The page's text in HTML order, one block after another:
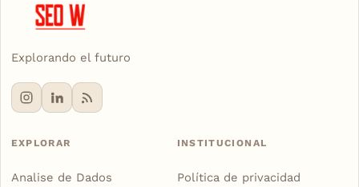
Explorando el futuro
EXPLORAR
Analise de Dados
INSTITUCIONAL
Política de privacidad